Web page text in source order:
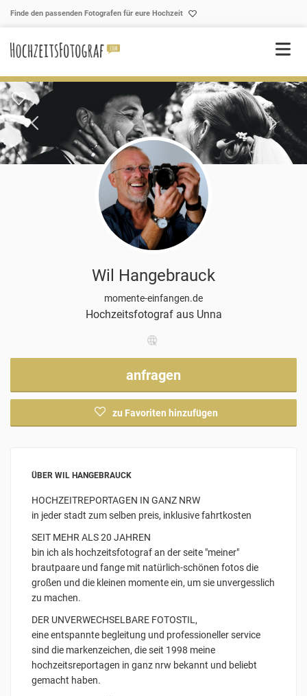
Finde den passenden Fotografen für eure Hochzeit
Wil Hangebrauck
momente-einfangen.de
Hochzeitsfotograf aus Unna
anfragen
zu Favoriten hinzufügen
ÜBER WIL HANGEBRAUCK
HOCHZEITREPORTAGEN IN GANZ NRW
in jeder stadt zum selben preis, inklusive fahrtkosten
SEIT MEHR ALS 20 JAHREN
bin ich als hochzeitsfotograf an der seite "meiner"
brautpaare und fange mit natürlich-schönen fotos die
großen und die kleinen momente ein, um sie unvergesslich
zu machen.
DER UNVERWECHSELBARE FOTOSTIL,
eine entspannte begleitung und professioneller service
sind die markenzeichen, die seit 1998 meine
hochzeitsreportagen in ganz nrw bekannt und beliebt
gemacht haben.